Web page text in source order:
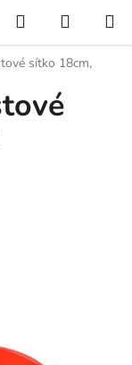
Hledat
KOŠÍK
sítko 18cm,